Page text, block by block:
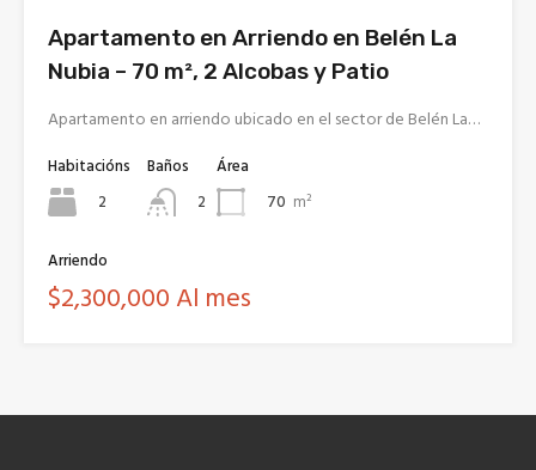
Apartamento en Arriendo en Belén La
Nubia – 70 m², 2 Alcobas y Patio
Apartamento en arriendo ubicado en el sector de Belén La…
Habitacións
2
Baños
2
Área
70 m²
Arriendo
$2,300,000 Al mes